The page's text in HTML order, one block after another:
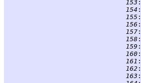
153 :
154 :
155 :
156 :
157 :
158 :
159 :
160 :
161 :
162 :
163 :